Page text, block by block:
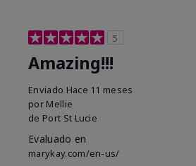
5
Amazing!!!
Enviado Hace 11 meses
por Mellie
de Port St Lucie
Evaluado en
marykay.com/en-us/